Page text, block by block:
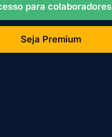
para colaboradores
Seja Premium